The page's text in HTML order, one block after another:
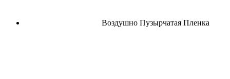
Воздушно Пузырчатая Пленка